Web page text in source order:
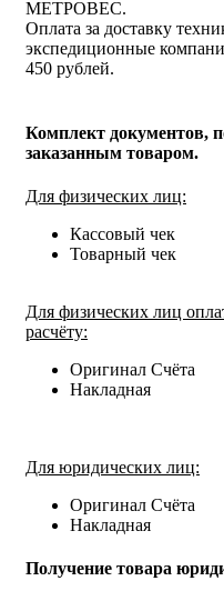
МЕТРОВЕС.
Оплата за доставку
экспедиционные
450 рублей.
Комплект документов,
заказанным товаром.
Для физических лиц:
Кассовый чек
Товарный чек
Для физических лиц
расчёту:
Оригинал Счёта
Накладная
Для юридических лиц:
Оригинал Счёта
Накладная
Получение товара